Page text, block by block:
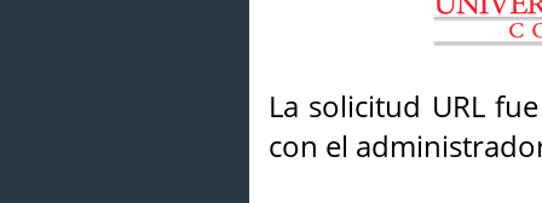
La solicitud URL
con el